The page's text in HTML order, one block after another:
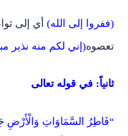
(ففروا إلى الله) أي إلى
تعصوه(إني لكم منه نذير
ثانياً: في قوله تعالى
“فَاطِرُ السَّمَاوَاتِ وَالْأَرْضِ